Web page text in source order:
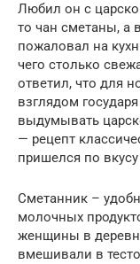
Любил он с
то чан сметаны, а
пожаловал на
чего столько
ответил, что для
взглядом
выдумывать
— рецепт
пришелся по
Сметанник –
молочных
женщины в
вмешивали в